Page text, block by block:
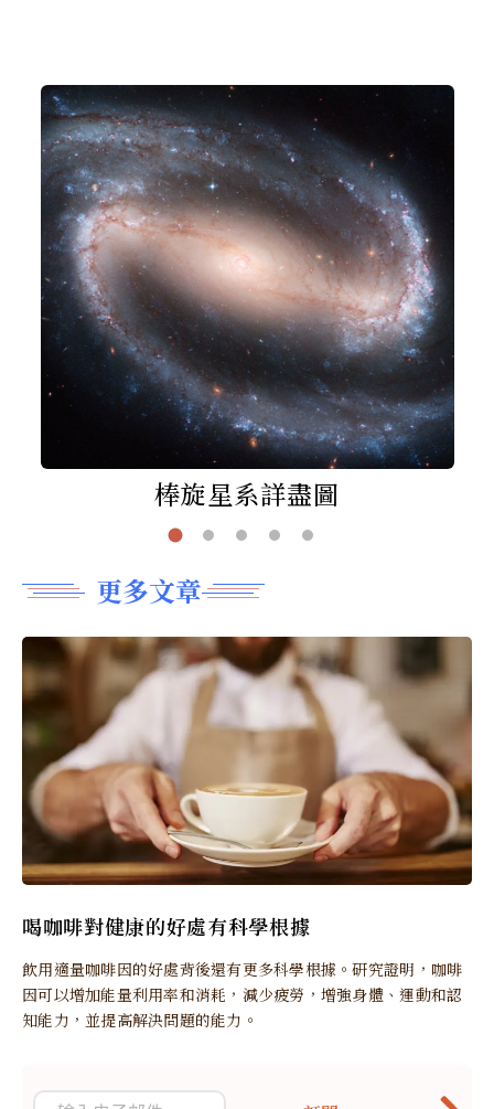
棒旋星系詳盡圖
更多文章
喝咖啡對健康的好處有科學根據
飲用適量咖啡因的好處背後還有更多科學根據。研究證明，咖啡
因可以增加能量利用率和消耗，減少疲勞，增強身體、運動和認
知能力，並提高解決問題的能力。